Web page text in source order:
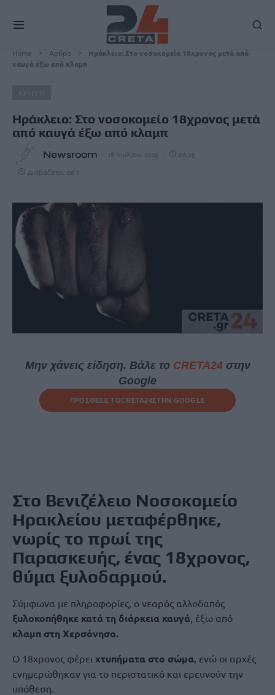
Home Άρθρα
Hράκλειο: Στο νοσοκομείο 18χρονος μετά από
καυγά έξω από κλαμπ
Hράκλειο: Στο νοσοκομείο 18χρονος μετά
από καυγά έξω από κλαμπ
Newsroom 18 Ιουλίου, 2025 06:25
Διαβάζεται σε 1'
Μην χάνεις είδηση. Βάλε το CRETA24στην
Google
ΠΡΟΣΘΕΣΕ ΤΟCRETA24ΣΤΗΝ GOOGLE
Στο Βενιζέλειο Νοσοκομείο
Ηρακλείου μεταφέρθηκε,
νωρίς το πρωί της
Παρασκευής, ένας 18χρονος,
θύμα ξυλοδαρμού.
Σύμφωνα με πληροφορίες, ο νεαρός αλλοδαπός
ξυλοκοπήθηκε κατά τη διάρκεια καυγά , έξω από
κλαμπ στη Χερσόνησο.
Ο 18χρονος φέρει χτυπήματα στο σώμα , ενώ οι αρχές
ενημερώθηκαν για το περιστατικό και ερευνούν την
υπόθεση.